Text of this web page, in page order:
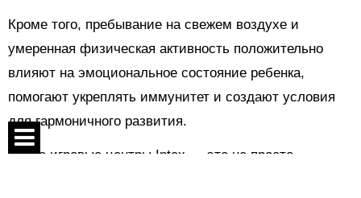
Кроме того, пребывание на свежем воздухе и
умеренная физическая активность положительно
влияют на эмоциональное состояние ребенка,
помогают укреплять иммунитет и создают условия
для гармоничного развития.
Яркие игровые центры Intex — это не просто